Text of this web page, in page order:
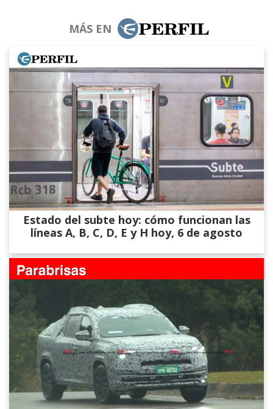
MÁS EN
Estado del subte hoy: cómo funcionan las
líneas A, B, C, D, E y H hoy, 6 de agosto